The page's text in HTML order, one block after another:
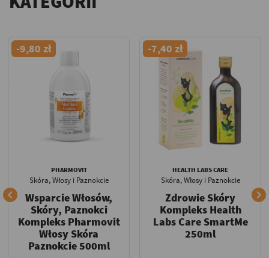

-9,80 zł
PHARMOVIT
Skóra, Włosy i Paznokcie
Wsparcie Włosów,
Skóry, Paznokci
Kompleks Pharmovit
Włosy Skóra
Paznokcie 500ml
-7,40 zł
HEALTH LABS CARE
Skóra, Włosy i Paznokcie
Zdrowie Skóry
Kompleks Health
Labs Care SmartMe
250ml
